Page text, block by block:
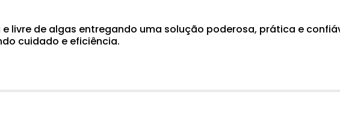
livre de algas entregando uma solução poderosa, prática e
cuidado e eficiência.